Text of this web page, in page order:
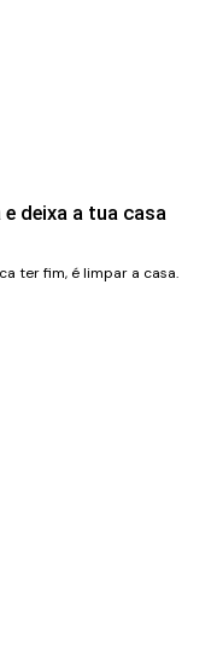
e deixa a tua casa
ter fim, é limpar a casa.